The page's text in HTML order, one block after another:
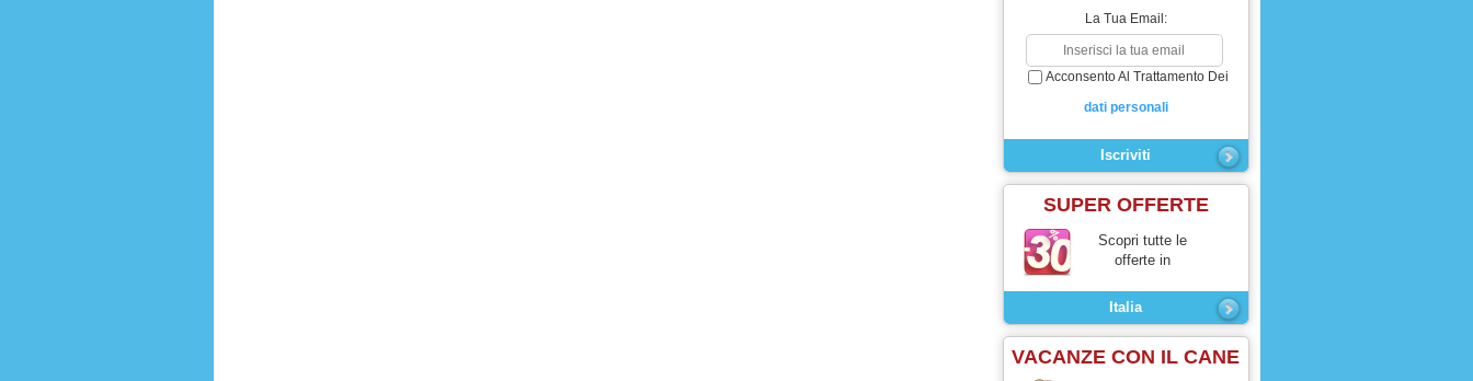
La Tua Email:
Acconsento Al Trattamento Dei
dati personali
SUPER OFFERTE
Scopri tutte le
offerte in
Italia
VACANZE CON IL CANE